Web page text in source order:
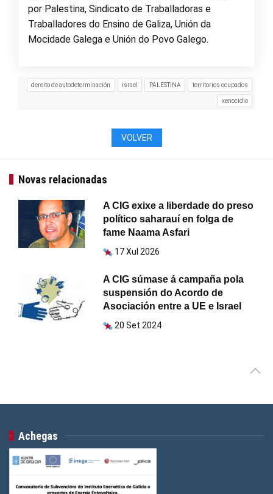
por Palestina, Sindicato de Traballadoras e
Traballadores do Ensino de Galiza, Unión da
Mocidade Galega e Unión do Povo Galego.
dereito de autodeterminación israel PALESTINA territorios ocupados
xenocidio
VOLVER
Novas relacionadas
A CIG exixe a liberdade do preso
político saharauí en folga de
fame Naama Asfari
17 Xul 2026
A CIG súmase á campaña pola
suspensión do Acordo de
Asociación entre a UE e Israel
20 Set 2024
Achegas